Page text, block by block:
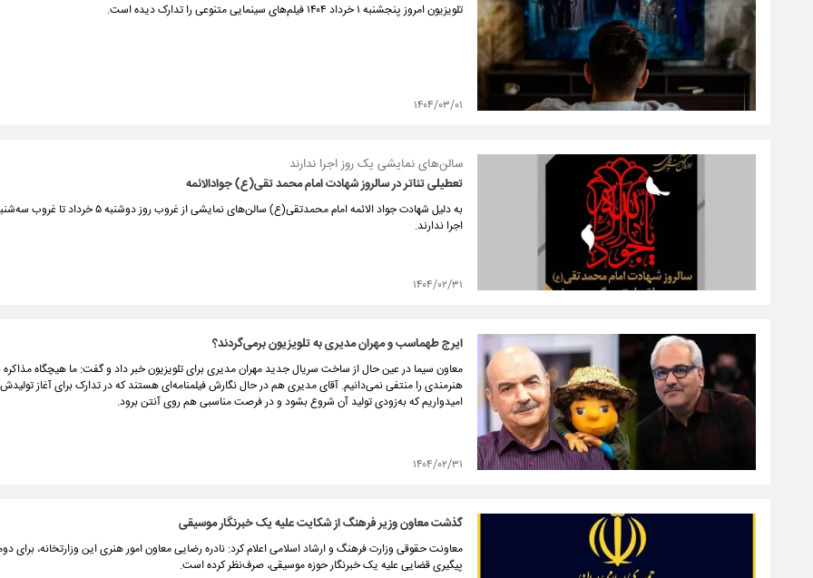
تلویزیون امروز پنجشنبه ۱ خرداد ۱۴۰۴ فیلم‌های سینمایی متنوعی را تدارک دیده است.
۱۴۰۴/۰۳/۰۱
سالن‌های نمایشی یک روز اجرا ندارند
تعطیلی تئاتر در سالروز شهادت امام محمد تقی(ع) جوادالائمه
اجرا ندارند.
۱۴۰۴/۰۲/۳۱
ایرج طهماسب و مهران مدیری به تلویزیون برمی‌‏گردند؟
معاون سیما در عین حال از ساخت سریال جدید مهران مدیری برای تلویزیون خبر داد و گفت: ما هیچگاه مذاکره
هنرمندی را منتفی نمی‌دانیم. آقای مدیری هم در حال نگارش فیلمنامه‌ای‌ هستند که در تدارک برای آغاز
امیدواریم که به‌زودی تولید آن شروع بشود و در فرصت مناسبی هم روی آنتن برود.
۱۴۰۴/۰۲/۳۱
گذشت معاون وزیر فرهنگ از شکایت علیه یک خبرنگار موسیقی
معاونت حقوقی وزارت فرهنگ و ارشاد اسلامی اعلام کرد: نادره رضایی معاون امور هنری این وزارتخانه، برای
پیگیری قضایی علیه یک خبرنگار حوزه موسیقی، صرف‌نظر کرده است.